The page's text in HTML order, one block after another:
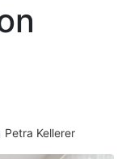
Petra Kellerer